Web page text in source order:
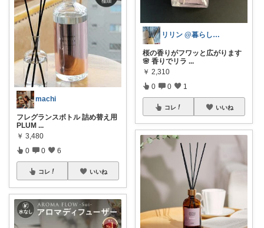
machi
フレグランスボトル 詰め替え用
PLUM ...
￥ 3,480
0 0 6
コレ いいね
リリン @暮らしに役立つ商品投稿
桜の香りがフワッと広がります
🌸 香りでリラ ...
￥ 2,310
0 0 1
コレ いいね